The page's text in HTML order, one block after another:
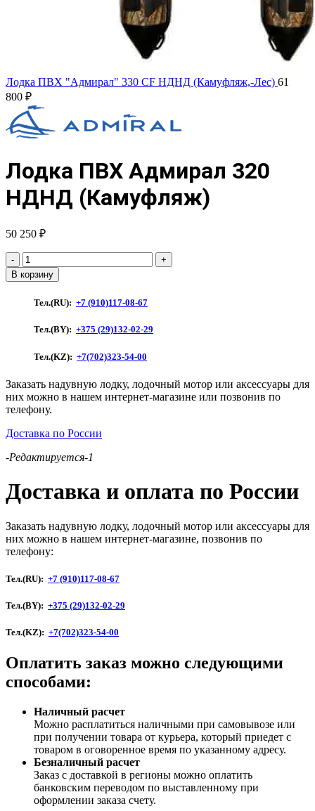
Лодка ПВХ "Адмирал" 330 CF НДНД (Камуфляж,-Лес) 61
800 ₽
Лодка ПВХ Адмирал 320
НДНД (Камуфляж)
50 250 ₽
Количество
товара
Лодка
Адмирал
НДНД
В корзину
Тел.(RU): +7 (910)117-08-67
Тел.(BY): +375 (29)132-02-29
Тел.(KZ): +7(702)323-54-00
Заказать надувную лодку, лодочный мотор или аксессуары для
них можно в нашем интернет-магазине или позвонив по
телефону.
Доставка по России
-Редактируется-1
Доставка и оплата по России
Заказать надувную лодку, лодочный мотор или аксессуары для
них можно в нашем интернет-магазине, позвонив по
телефону:
Тел.(RU): +7 (910)117-08-67
Тел.(BY): +375 (29)132-02-29
Тел.(KZ): +7(702)323-54-00
Оплатить заказ можно следующими
способами:
Наличный расчет
Можно расплатиться наличными при самовывозе или
при получении товара от курьера, который приедет с
товаром в оговоренное время по указанному адресу.
Безналичный расчет
Заказ c доставкой в регионы можно оплатить
банковским переводом по выставленному при
оформлении заказа счету.